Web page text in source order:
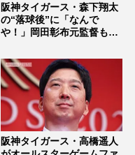
阪神タイガース・森下翔太
の“落球後”に「なんで
や！」岡田彰布元監督も呆
阪神タイガース・高橋遥人